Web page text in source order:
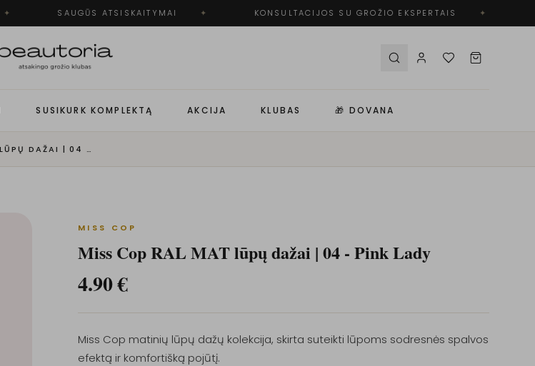
SAUGŪS ATSISKAITYMAI KONSULTACIJOS SU GROŽIO EKSPERTAIS
SUSIKURK KOMPLEKTĄ AKCIJA KLUBAS 🎁 DOVANA
MISS COP RAL MAT LŪPŲ DAŽAI | 04 - PINK LADY
MISS COP
Miss Cop RAL MAT lūpų dažai | 04 - Pink Lady
4.90€
Miss Cop matinių lūpų dažų kolekcija, skirta suteikti lūpoms sodresnės spalvos
efektą ir komfortišką pojūtį.